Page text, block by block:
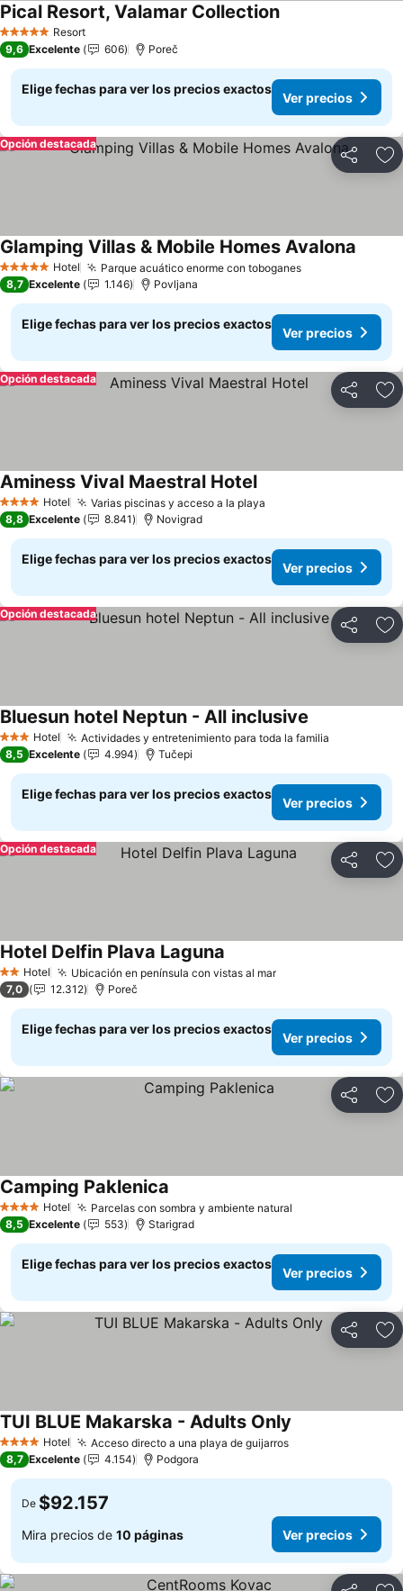
5 Estrellas Resort
Pical Resort, Valamar CollectionVer precios
9,6 Excelente 606 Poreč
Elige fechas para ver los precios exactos
Ver precios
Compartir
Opción destacada
5 Estrellas Hotel Parque acuático enorme con toboganesVer precios
Glamping Villas & Mobile Homes Avalona
8,7 Excelente 1.146 Povljana
Elige fechas para ver los precios exactos
Ver precios
Compartir
Opción destacada
4 EstrellasHotel Varias piscinas y acceso a la playa
Aminess Vival Maestral HotelVer precios
8,8 Excelente 8.841 Novigrad
Elige fechas para ver los precios exactos
Ver precios
Compartir
Opción destacada
3 Estrellas
Hotel Actividades y entretenimiento para toda la familia
Bluesun hotel Neptun - All inclusive
8,5 Excelente 4.994 Tučepi
Elige fechas para ver los precios exactos
Ver precios
Compartir
Opción destacada
2 Estrellas
Hotel Ubicación en península con vistas al marVer precios
Hotel Delfin Plava Laguna
7,0 12.312 Poreč
Elige fechas para ver los precios exactos
Ver precios
Compartir
4 EstrellasHotel Parcelas con sombra y ambiente natural
Camping Paklenica
8,5 Excelente 553 Starigrad
Elige fechas para ver los precios exactos
Ver precios
Compartir
4 EstrellasHotel Acceso directo a una playa de guijarrosVer precios
TUI BLUE Makarska - Adults Only
8,7 Excelente 4.154 Podgora
De $92.157
Mira precios de 10 páginas Ver precios